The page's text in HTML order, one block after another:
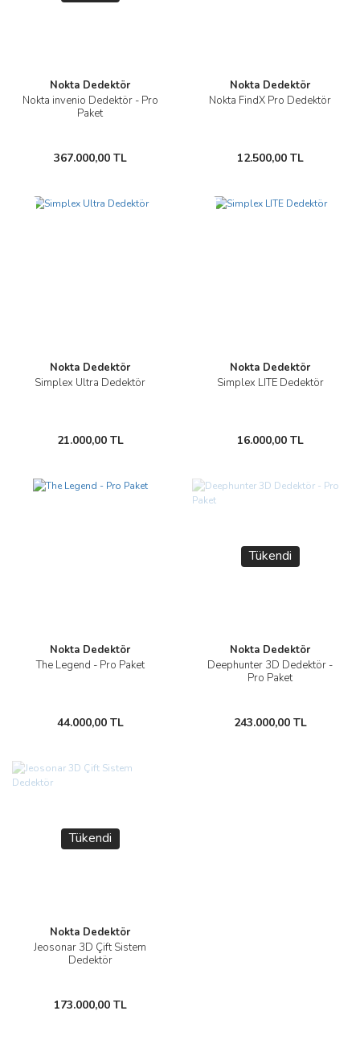
Nokta Dedektör
Nokta invenio Dedektör - Pro
Paket
367.000,00 TL
Nokta Dedektör
Nokta FindX Pro Dedektör
12.500,00 TL
Nokta Dedektör
Simplex Ultra Dedektör
21.000,00 TL
Nokta Dedektör
Simplex LITE Dedektör
16.000,00 TL
Nokta Dedektör
The Legend - Pro Paket
44.000,00 TL
Tükendi
Nokta Dedektör
Deephunter 3D Dedektör -
Pro Paket
243.000,00 TL
Tükendi
Nokta Dedektör
Jeosonar 3D Çift Sistem
Dedektör
173.000,00 TL